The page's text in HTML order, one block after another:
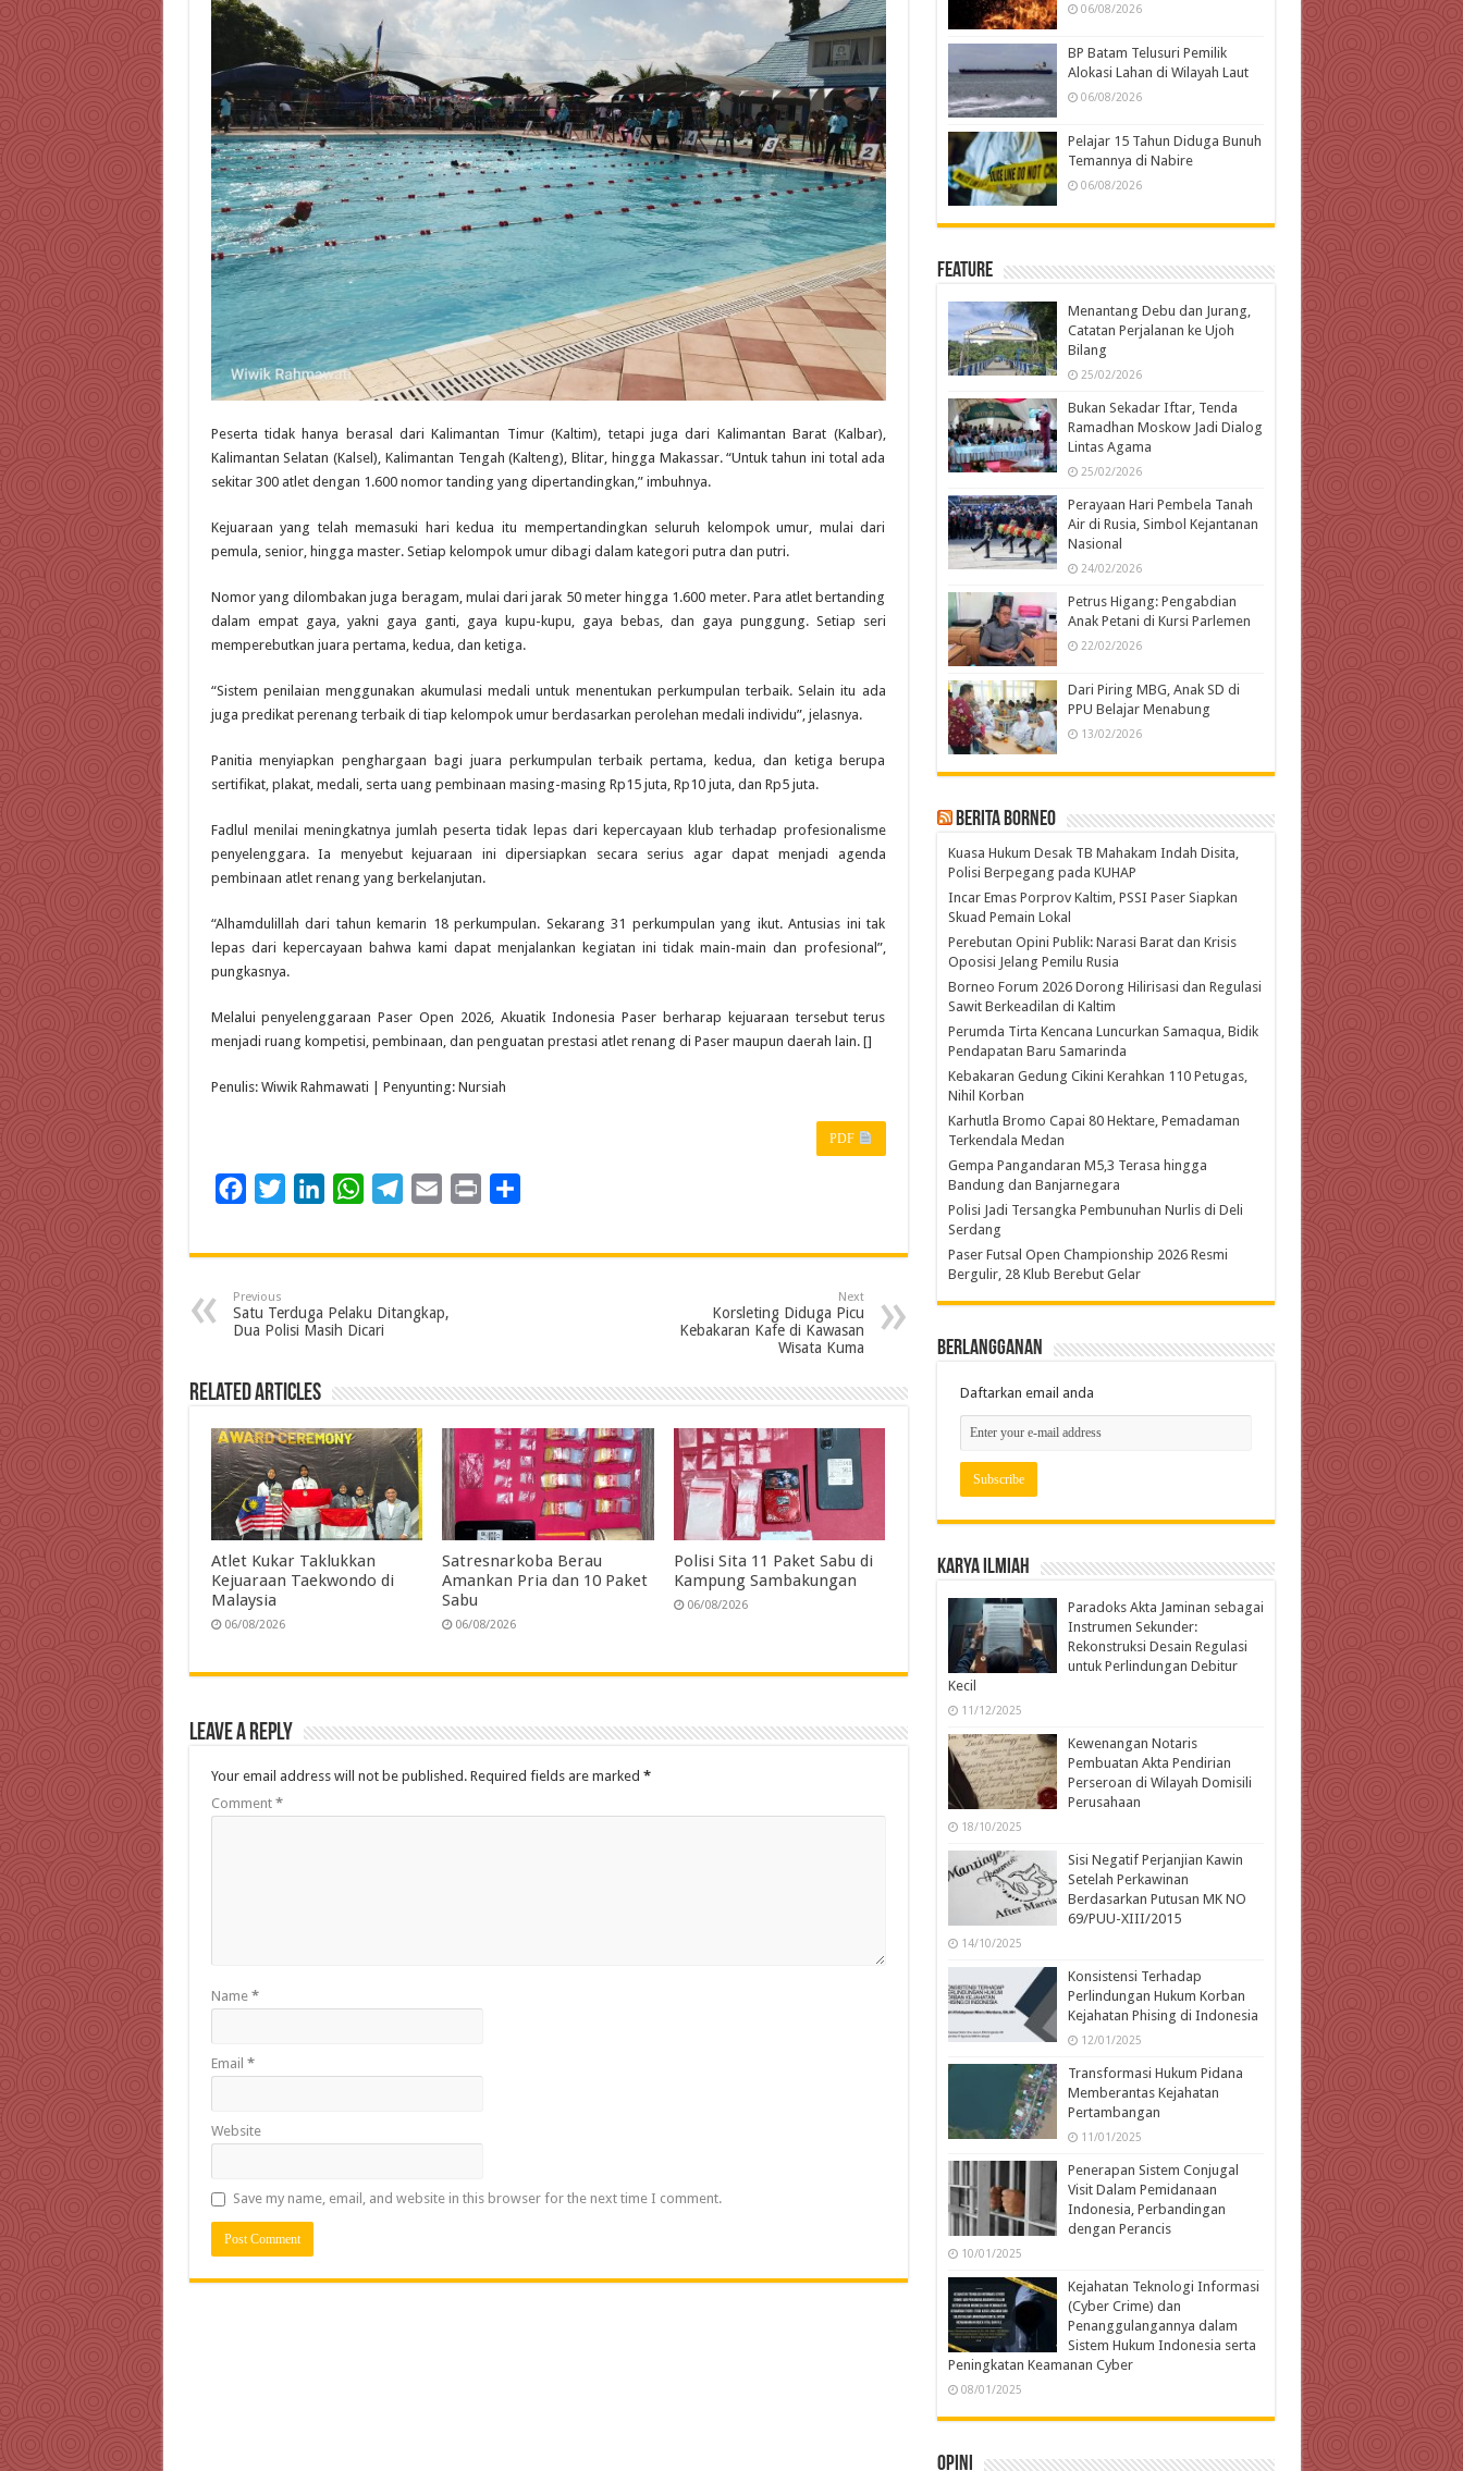
Peserta tidak hanya berasal dari Kalimantan Timur (Kaltim), tetapi juga dari Kalimantan Barat (Kalbar),
Kalimantan Selatan (Kalsel), Kalimantan Tengah (Kalteng), Blitar, hingga Makassar. “Untuk tahun ini total ada
sekitar 300 atlet dengan 1.600 nomor tanding yang dipertandingkan,” imbuhnya.
Kejuaraan yang telah memasuki hari kedua itu mempertandingkan seluruh kelompok umur, mulai dari
pemula, senior, hingga master. Setiap kelompok umur dibagi dalam kategori putra dan putri.
Nomor yang dilombakan juga beragam, mulai dari jarak 50 meter hingga 1.600 meter. Para atlet bertanding
dalam empat gaya, yakni gaya ganti, gaya kupu-kupu, gaya bebas, dan gaya punggung. Setiap seri
memperebutkan juara pertama, kedua, dan ketiga.
“Sistem penilaian menggunakan akumulasi medali untuk menentukan perkumpulan terbaik. Selain itu ada
juga predikat perenang terbaik di tiap kelompok umur berdasarkan perolehan medali individu”, jelasnya.
Panitia menyiapkan penghargaan bagi juara perkumpulan terbaik pertama, kedua, dan ketiga berupa
sertifikat, plakat, medali, serta uang pembinaan masing-masing Rp15 juta, Rp10 juta, dan Rp5 juta.
Fadlul menilai meningkatnya jumlah peserta tidak lepas dari kepercayaan klub terhadap profesionalisme
penyelenggara. Ia menyebut kejuaraan ini dipersiapkan secara serius agar dapat menjadi agenda
pembinaan atlet renang yang berkelanjutan.
“Alhamdulillah dari tahun kemarin 18 perkumpulan. Sekarang 31 perkumpulan yang ikut. Antusias ini tak
lepas dari kepercayaan bahwa kami dapat menjalankan kegiatan ini tidak main-main dan profesional”,
pungkasnya.
Melalui penyelenggaraan Paser Open 2026, Akuatik Indonesia Paser berharap kejuaraan tersebut terus
menjadi ruang kompetisi, pembinaan, dan penguatan prestasi atlet renang di Paser maupun daerah lain. []
Penulis: Wiwik Rahmawati | Penyunting: Nursiah
PDF
c
b
o
k
i
t
e
n
e
d
n
W
a
s
A
p
l
g
m
a
l
i
a
Previous
Satu Terduga Pelaku Ditangkap,
Dua Polisi Masih Dicari
Next
Korsleting Diduga Picu
Kebakaran Kafe di Kawasan
Wisata Kuma
Related Articles
Atlet Kukar Taklukkan
Kejuaraan Taekwondo di
Malaysia
06/08/2026
Satresnarkoba Berau
Amankan Pria dan 10 Paket
Sabu
06/08/2026
Polisi Sita 11 Paket Sabu di
Kampung Sambakungan
06/08/2026
Leave a Reply
Your email address will not be published. Required fields are marked *
Comment *
Name *
Email *
Website
Save my name, email, and website in this browser for the next time I comment.
06/08/2026
BP Batam Telusuri Pemilik
Alokasi Lahan di Wilayah Laut
06/08/2026
Pelajar 15 Tahun Diduga Bunuh
Temannya di Nabire
06/08/2026
Feature
Menantang Debu dan Jurang,
Catatan Perjalanan ke Ujoh
Bilang
25/02/2026
Bukan Sekadar Iftar, Tenda
Ramadhan Moskow Jadi Dialog
Lintas Agama
25/02/2026
Perayaan Hari Pembela Tanah
Air di Rusia, Simbol Kejantanan
Nasional
24/02/2026
Petrus Higang: Pengabdian
Anak Petani di Kursi Parlemen
22/02/2026
Dari Piring MBG, Anak SD di
PPU Belajar Menabung
13/02/2026
Berita Borneo
Kuasa Hukum Desak TB Mahakam Indah Disita,
Polisi Berpegang pada KUHAP
Incar Emas Porprov Kaltim, PSSI Paser Siapkan
Skuad Pemain Lokal
Perebutan Opini Publik: Narasi Barat dan Krisis
Oposisi Jelang Pemilu Rusia
Borneo Forum 2026 Dorong Hilirisasi dan Regulasi
Sawit Berkeadilan di Kaltim
Perumda Tirta Kencana Luncurkan Samaqua, Bidik
Pendapatan Baru Samarinda
Kebakaran Gedung Cikini Kerahkan 110 Petugas,
Nihil Korban
Karhutla Bromo Capai 80 Hektare, Pemadaman
Terkendala Medan
Gempa Pangandaran M5,3 Terasa hingga
Bandung dan Banjarnegara
Polisi Jadi Tersangka Pembunuhan Nurlis di Deli
Serdang
Paser Futsal Open Championship 2026 Resmi
Bergulir, 28 Klub Berebut Gelar
Berlangganan
Daftarkan email anda
Karya Ilmiah
Paradoks Akta Jaminan sebagai
Instrumen Sekunder:
Rekonstruksi Desain Regulasi
untuk Perlindungan Debitur
Kecil
11/12/2025
Kewenangan Notaris
Pembuatan Akta Pendirian
Perseroan di Wilayah Domisili
Perusahaan
18/10/2025
Sisi Negatif Perjanjian Kawin
Setelah Perkawinan
Berdasarkan Putusan MK NO
69/PUU-XIII/2015
14/10/2025
Konsistensi Terhadap
Perlindungan Hukum Korban
Kejahatan Phising di Indonesia
12/01/2025
Transformasi Hukum Pidana
Memberantas Kejahatan
Pertambangan
11/01/2025
Penerapan Sistem Conjugal
Visit Dalam Pemidanaan
Indonesia, Perbandingan
dengan Perancis
10/01/2025
Kejahatan Teknologi Informasi
(Cyber Crime) dan
Penanggulangannya dalam
Sistem Hukum Indonesia serta
Peningkatan Keamanan Cyber
08/01/2025
Opini